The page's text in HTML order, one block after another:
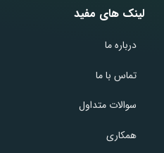
لینک های مفید
درباره ما
تماس با ما
سوالات متداول
همکاری